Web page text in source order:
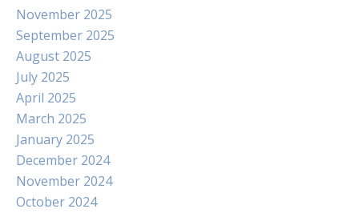
November 2025
September 2025
August 2025
July 2025
April 2025
March 2025
January 2025
December 2024
November 2024
October 2024